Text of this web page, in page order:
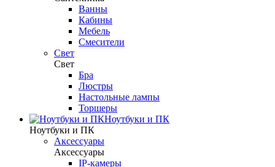
Ванны
Кабины
Мебель
Смесители
Свет
Свет
Бра
Люстры
Настольные лампы
Торшеры
Ноутбуки и ПК
Ноутбуки и ПК
Аксессуары
Аксессуары
IP-камеры